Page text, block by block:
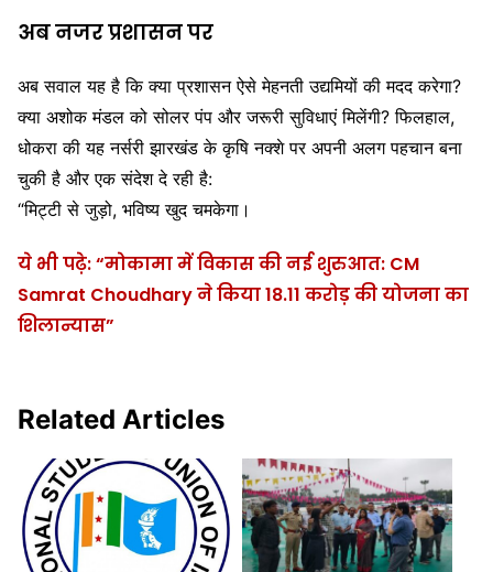
अब नजर प्रशासन पर
अब सवाल यह है कि क्या प्रशासन ऐसे मेहनती उद्यमियों की मदद करेगा?
क्या अशोक मंडल को सोलर पंप और जरूरी सुविधाएं मिलेंगी? फिलहाल,
धोकरा की यह नर्सरी झारखंड के कृषि नक्शे पर अपनी अलग पहचान बना
चुकी है और एक संदेश दे रही है:
“मिट्टी से जुड़ो, भविष्य खुद चमकेगा।
ये भी पढ़े: “मोकामा में विकास की नई शुरुआत: CM
Samrat Choudhary ने किया 18.11 करोड़ की योजना का
शिलान्यास”
Related Articles